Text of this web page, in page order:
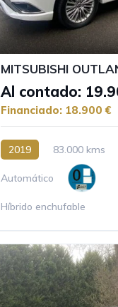
Al contado:
Financiado: 18.900 €
2019 83.000 kms
Automático
Híbrido enchufable